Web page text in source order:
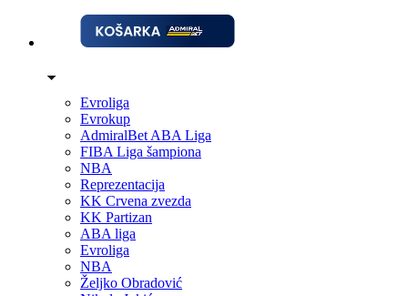
Evroliga
Evrokup
AdmiralBet ABA Liga
FIBA Liga šampiona
NBA
Reprezentacija
KK Crvena zvezda
KK Partizan
ABA liga
Evroliga
NBA
Željko Obradović